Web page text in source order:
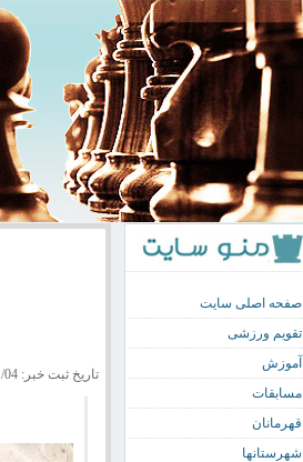
صفحه اصلی سایت
تقویم ورزشی
آموزش
مسابقات
قهرمانان
شهرستانها
تاریخ ثبت خبر: 1397/11/04